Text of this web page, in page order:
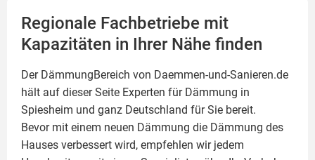
Regionale Fachbetriebe mit
Kapazitäten in Ihrer Nähe finden
Der DämmungBereich von Daemmen-und-Sanieren.de
hält auf dieser Seite Experten für Dämmung in
Spiesheim und ganz Deutschland für Sie bereit.
Bevor mit einem neuen Dämmung die Dämmung des
Hauses verbessert wird, empfehlen wir jedem